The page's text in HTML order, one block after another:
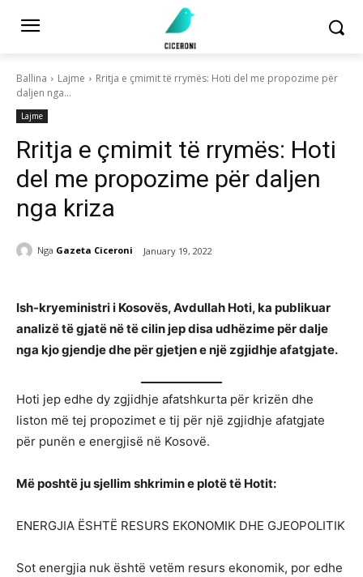
Ballina Lajme
Rritja e çmimit të rrymës: Hoti del me propozime për
daljen nga...
Lajme
Rritja e çmimit të rrymës: Hoti
del me propozime për daljen
nga kriza
Nga Gazeta Ciceroni January 19, 2022
Ish-kryeministri i Kosovës, Avdullah Hoti, ka publikuar
analizë të gjatë në të cilin jep disa udhëzime për dalje
nga kjo gjendje dhe për gjetjen e një zgjidhje afatgjate.
Hoti jep edhe dy zgjidhje afatshkurta për krizën dhe
liston më tej propozimet e tij për një zgjidhje afatgjate
për punën e energjisë në Kosovë.
Më poshtë ju sjellim shkrimin e plotë të Hotit:
ENERGJIA ËSHTË RESURS EKONOMIK DHE GJEOPOLITIK
Sot energjia nuk është vetëm resurs ekonomik, por edhe